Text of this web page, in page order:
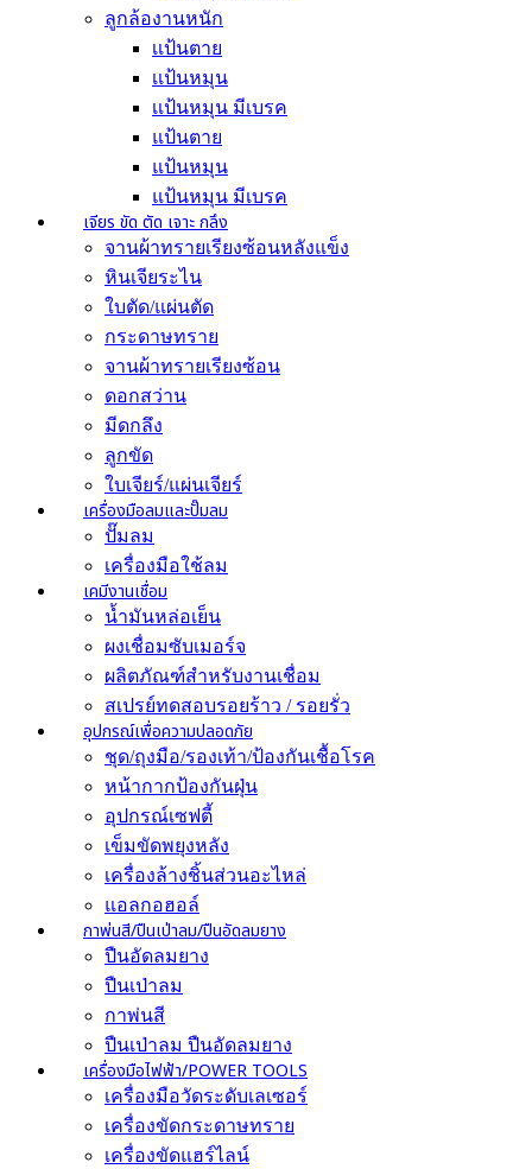
ลูกล้องานหนัก
เเป้นตาย
เเป้นหมุน
เเป้นหมุน มีเบรค
แป้นตาย
แป้นหมุน
แป้นหมุน มีเบรค
เจียร ขัด ตัด เจาะ กลึง
จานผ้าทรายเรียงซ้อนหลังแข็ง
หินเจียระไน
ใบตัด/แผ่นตัด
กระดาษทราย
จานผ้าทรายเรียงซ้อน
ดอกสว่าน
มีดกลึง
ลูกขัด
ใบเจียร์/แผ่นเจียร์
เครื่องมือลมและปั๊มลม
ปั๊มลม
เครื่องมือใช้ลม
เคมีงานเชื่อม
น้ำมันหล่อเย็น
ผงเชื่อมซับเมอร์จ
ผลิตภัณฑ์สำหรับงานเชื่อม
สเปรย์ทดสอบรอยร้าว / รอยรั่ว
อุปกรณ์เพื่อความปลอดภัย
ชุด/ถุงมือ/รองเท้า/ป้องกันเชื้อโรค
หน้ากากป้องกันฝุ่น
อุปกรณ์เซฟตี้
เข็มขัดพยุงหลัง
เครื่องล้างชิ้นส่วนอะไหล่
แอลกอฮอล์
กาพ่นสี/ปืนเป่าลม/ปืนอัดลมยาง
ปืนอัดลมยาง
ปืนเป่าลม
กาพ่นสี
ปืนเป่าลม ปืนอัดลมยาง
เครื่องมือไฟฟ้า/POWER TOOLS
เครื่องมือวัดระดับเลเซอร์
เครื่องขัดกระดาษทราย
เครื่องขัดแฮร์ไลน์